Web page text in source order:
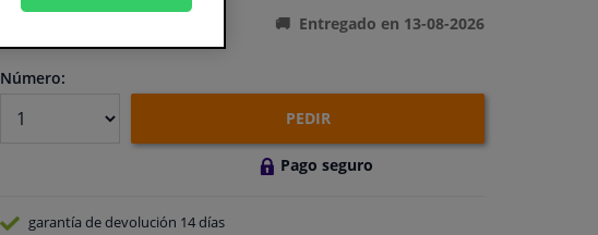
Entregado en 13-08-2026
Número:
PEDIR
Pago seguro
garantía de devolución 14 días